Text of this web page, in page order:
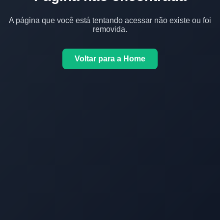
A página que você está tentando acessar não existe ou foi
removida.
Voltar para a Home